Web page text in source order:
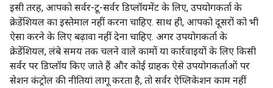
इसी तरह, आपको सर्वर-टू-सर्वर डिप्लॉयमेंट के लिए, उपयोगकर्ता के
क्रेडेंशियल का इस्तेमाल नहीं करना चाहिए. साथ ही, आपको दूसरों को भी
ऐसा करने के लिए बढ़ावा नहीं देना चाहिए. अगर उपयोगकर्ता के
क्रेडेंशियल, लंबे समय तक चलने वाले कामों या कार्रवाइयों के लिए किसी
सर्वर पर डिप्लॉय किए जाते हैं और कोई ग्राहक ऐसे उपयोगकर्ताओं पर
सेशन कंट्रोल की नीतियां लागू करता है, तो सर्वर ऐप्लिकेशन काम नहीं